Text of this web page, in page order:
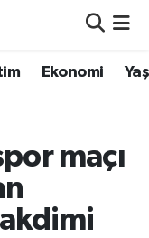
Ekonomi
maçı